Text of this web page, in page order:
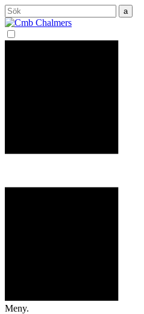
Sök
efter:
Meny.